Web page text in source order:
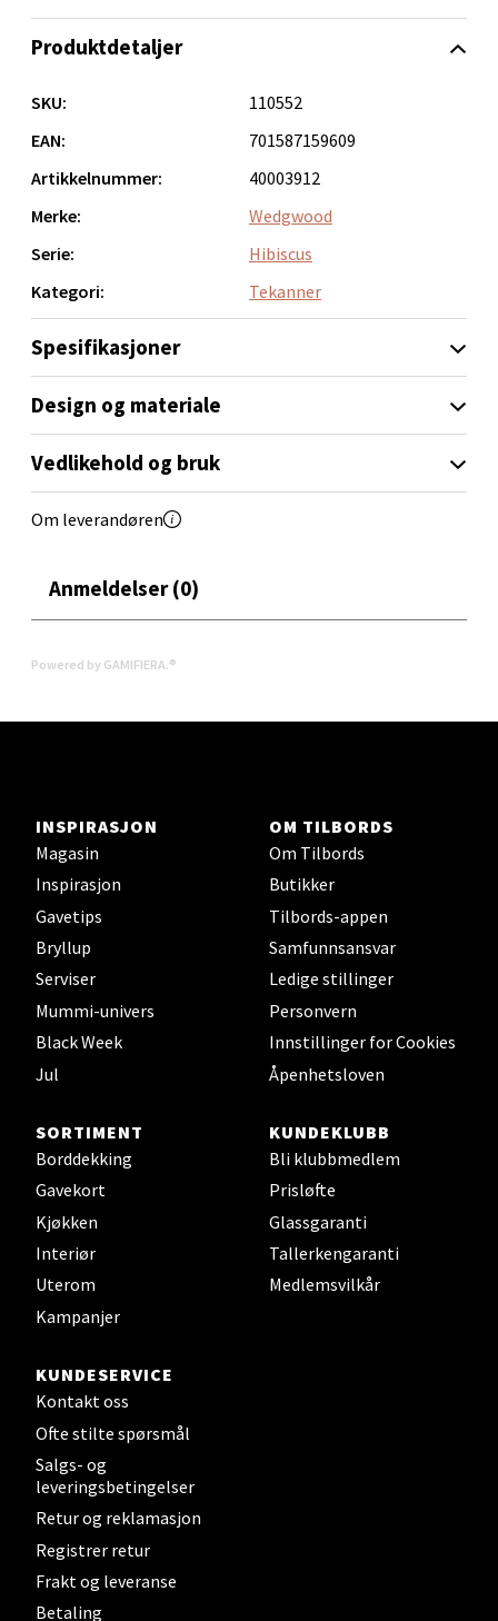
finish. Perfekt til formelle middager, men kan også
kombinasjon med hvitt.
Produktdetaljer
SKU:
110552
EAN:
701587159609
Artikkelnummer:
40003912
Merke:
Wedgwood
Serie:
Hibiscus
Kategori:
Tekanner
Spesifikasjoner
Design og materiale
Vedlikehold og bruk
Om leverandøren
Anmeldelser (0)
Powered by GAMIFIERA.®
INSPIRASJON
Magasin
Inspirasjon
Gavetips
Bryllup
Serviser
Mummi-univers
Black Week
Jul
OM TILBORDS
Om Tilbords
Butikker
Tilbords-appen
Samfunnsansvar
Ledige stillinger
Personvern
Innstillinger for Cookies
Åpenhetsloven
SORTIMENT
Borddekking
Gavekort
Kjøkken
Interiør
Uterom
Kampanjer
KUNDEKLUBB
Bli klubbmedlem
Prisløfte
Glassgaranti
Tallerkengaranti
Medlemsvilkår
KUNDESERVICE
Kontakt oss
Ofte stilte spørsmål
Salgs- og
leveringsbetingelser
Retur og reklamasjon
Registrer retur
Frakt og leveranse
Betaling
Åpent i dag 10-21
Bryne/Jæren - M44
Jupiterveien 2, 4340 Bryne
Åpent i dag 10-20
0 i butikk
Velg
Senter Madla
Åpent i dag 10-20
Levanger - Magneten
Moafjæra 14, 7606 Levanger
Åpent i dag 10-20
0 i butikk
Velg
Mandal - Alti Mandal
Skarvøyveien 55, 4517 Mandal
Åpent i dag 10-20
0 i butikk
Mo i Rana - Thon Senter Mo i
Rana
Fridtjof Nansensgate 22, 8622 Mo i Rana
Åpent i dag 09-19
0 i butikk